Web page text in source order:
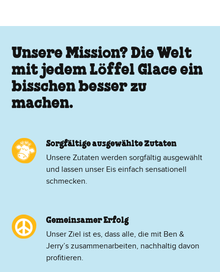
Unsere Mission? Die Welt
mit jedem Löffel Glace ein
bisschen besser zu
machen.
Sorgfältige ausgewählte Zutaten
Unsere Zutaten werden sorgfältig ausgewählt
und lassen unser Eis einfach sensationell
schmecken.
Gemeinsamer Erfolg
Unser Ziel ist es, dass alle, die mit Ben &
Jerry’s zusammenarbeiten, nachhaltig davon
profitieren.